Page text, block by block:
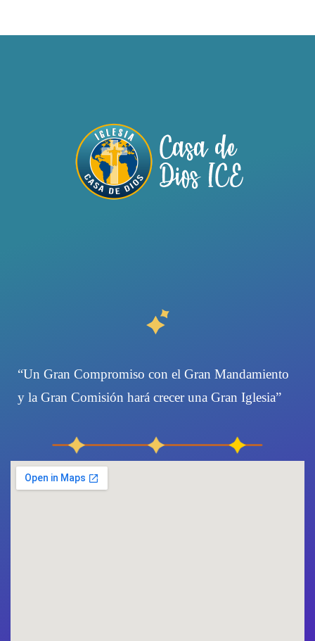
“Un Gran Compromiso con el Gran Mandamiento
y la Gran Comisión hará crecer una Gran Iglesia”